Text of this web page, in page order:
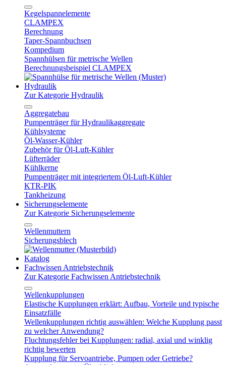
Kegelspannelemente
CLAMPEX
Berechnung
Taper-Spannbuchsen
Kompedium
Spannhülsen für metrische Wellen
Berechnungsbeispiel CLAMPEX
Hydraulik
Zur Kategorie Hydraulik
Aggregatebau
Pumpenträger für Hydraulikaggregate
Kühlsysteme
Öl-Wasser-Kühler
Zubehör für Öl-Luft-Kühler
Lüfterräder
Kühlkerne
Pumpenträger mit integriertem Öl-Luft-Kühler
KTR-PIK
Tankheizung
Sicherungselemente
Zur Kategorie Sicherungselemente
Wellenmuttern
Sicherungsblech
Katalog
Fachwissen Antriebstechnik
Zur Kategorie Fachwissen Antriebstechnik
Wellenkupplungen
Elastische Kupplungen erklärt: Aufbau, Vorteile und typische
Einsatzfälle
Wellenkupplungen richtig auswählen: Welche Kupplung passt
zu welcher Anwendung?
Fluchtungsfehler bei Kupplungen: radial, axial und winklig
richtig bewerten
Kupplung für Servoantriebe, Pumpen oder Getriebe?